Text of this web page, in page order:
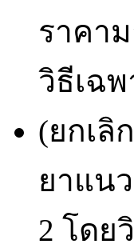
ราคา
วิธีเฉพ
(ยกเลิ
ยาแน
2 โดย